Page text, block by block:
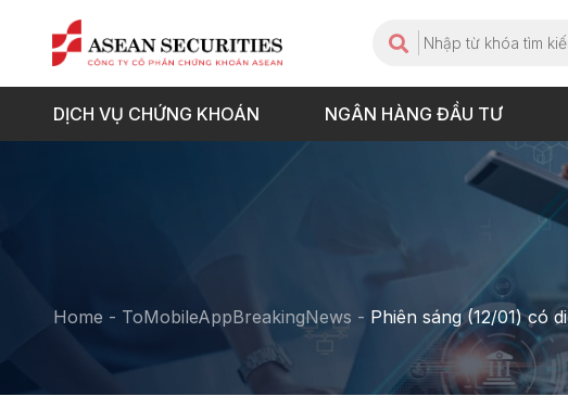
DỊCH VỤ CHỨNG KHOÁN NGÂN HÀNG ĐẦU TƯ
Home - ToMobileAppBreakingNews - Phiên sáng (12/01) có